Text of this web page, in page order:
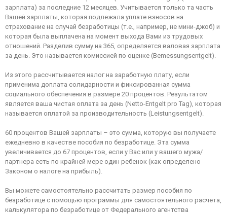
зарплата) за последние 12 месяцев. Учитывается только та часть
Вашей зарплаты, которая подлежала уплате взносов на
страхование на случай безработицы (т.е., например, не мини-джоб) и
которая была выплачена на момент выхода Вами из трудовых
отношений. Разделив сумму на 365, определяется валовая зарплата
за день. Это называется комиссией по оценке (Bemessungsentgelt).
Из этого рассчитывается налог на заработную плату, если
применима доплата солидарности и фиксированная сумма
социального обеспечения в размере 20 процентов. Результатом
является ваша чистая оплата за день (Netto-Entgelt pro Tag), которая
называется оплатой за производительность (Leistungsentgelt).
60 процентов Вашей зарплаты – это сумма, которую вы получаете
ежедневно в качестве пособия по безработице. Эта сумма
увеличивается до 67 процентов, если у Вас или у вашего мужа/
партнера есть по крайней мере один ребенок (как определено
Законом о налоге на прибыль).
Вы можете самостоятельно рассчитать размер пособия по
безработице с помощью программы для самостоятельного расчета,
калькулятора по безработице от Федерального агентства